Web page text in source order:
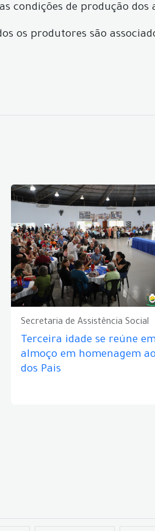
condições de produção
produtores são
Secretaria de Assistência Social
Terceira idade se reúne em
almoço em homenagem
dos Pais